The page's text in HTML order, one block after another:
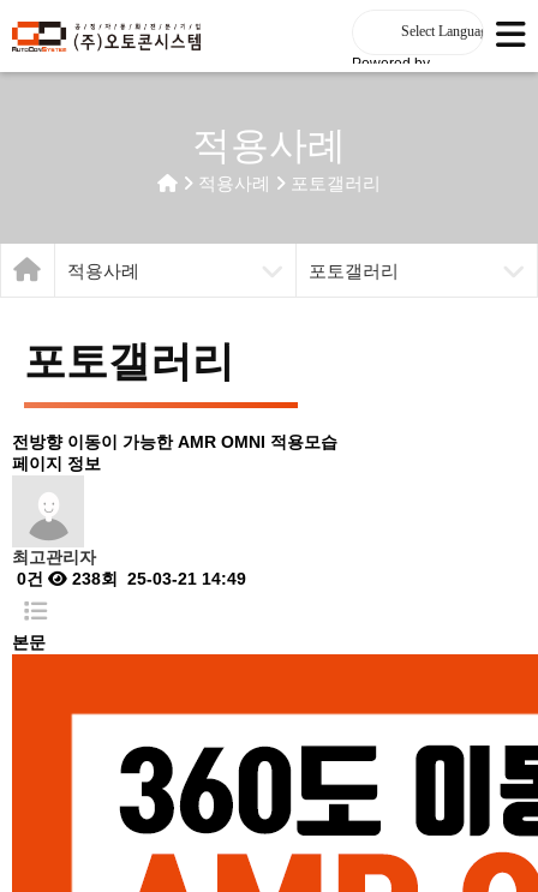
Powered by
적용사례
적용사례 포토갤러리
적용사례 포토갤러리
포토갤러리
전방향 이동이 가능한 AMR OMNI 적용모습
페이지 정보
최고관리자
0건
238회 25-03-21 14:49
본문